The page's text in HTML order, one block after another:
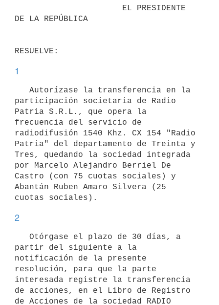
DE LA REPÚBLICA
1
participación societaria de Radio
Patria S.R.L., que opera la
frecuencia del servicio de
radiodifusión 1540 Khz. CX 154 "Radio
Patria" del departamento de Treinta y
Tres, quedando la sociedad integrada
por Marcelo Alejandro Berriel De
Castro (con 75 cuotas sociales) y
Abantán Ruben Amaro Silvera (25
2
partir del siguiente a la
notificación de la presente
resolución, para que la parte
interesada registre la transferencia
de acciones, en el Libro de Registro
de Acciones de la sociedad RADIO